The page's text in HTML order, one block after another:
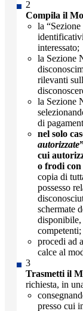
Compila il
la
interessato;
la Sezione
rilevanti
la Sezione
di
nel solo
autorizzate
cui
o frodi
copia di
possesso
schermate
disponibile,
competenti;
procedi ad
calce al
Trasmetti il
richiesta, in
presso cui